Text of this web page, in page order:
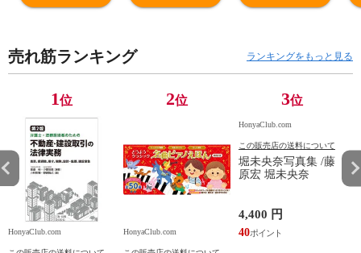
２
売れ筋ランキング ランキングをもっと見る
1位
HonyaClub.com
2位
HonyaClub.com
3位
HonyaClub.com
この販売店の送料について
堀未央奈写真集 /藤
原宏 堀未央奈
4,400 円
40